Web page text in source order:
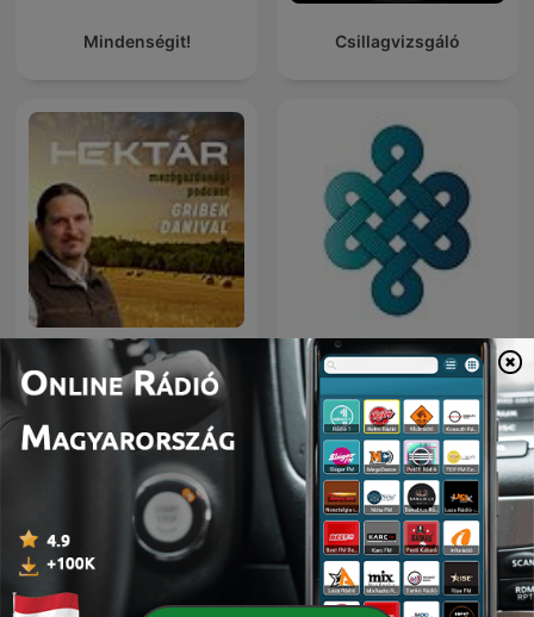
Mindenségit! Csillagvizsgáló
HEKTÁR mezőgazdasági
podcast
Az Én Kék Zónám